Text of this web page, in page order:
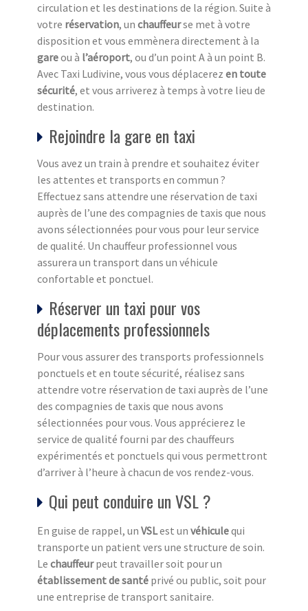
circulation et les destinations de la région. Suite à
votre réservation, un chauffeurse met à votre
disposition et vous emmènera directement à la
gareou à l’aéroport, ou d’un point A à un point B.
Avec Taxi Ludivine, vous vous déplacerez en toute
sécurité, et vous arriverez à temps à votre lieu de
destination.
Rejoindre la gare en taxi
Vous avez un train à prendre et souhaitez éviter
les attentes et transports en commun ?
Effectuez sans attendre une réservation de taxi
auprès de l’une des compagnies de taxis que nous
avons sélectionnées pour vous pour leur service
de qualité. Un chauffeur professionnel vous
assurera un transport dans un véhicule
confortable et ponctuel.
Réserver un taxi pour vos
déplacements professionnels
Pour vous assurer des transports professionnels
ponctuels et en toute sécurité, réalisez sans
attendre votre réservation de taxi auprès de l’une
des compagnies de taxis que nous avons
sélectionnées pour vous. Vous apprécierez le
service de qualité fourni par des chauffeurs
expérimentés et ponctuels qui vous permettront
d’arriver à l’heure à chacun de vos rendez-vous.
Qui peut conduire un VSL ?
En guise de rappel, un VSLest un véhiculequi
transporte un patient vers une structure de soin.
Le chauffeurpeut travailler soit pour un
établissement de santé privé ou public, soit pour
une entreprise de transport sanitaire.